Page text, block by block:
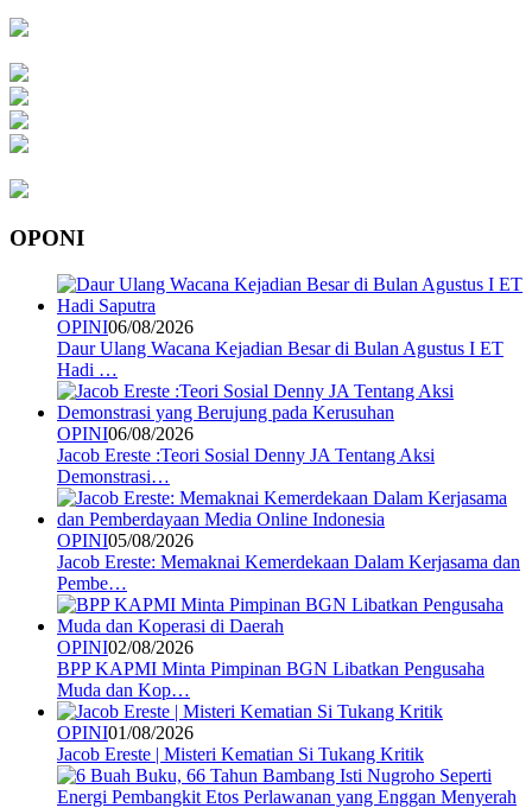
OPONI
OPINI06/08/2026
Daur Ulang Wacana Kejadian Besar di Bulan Agustus I ET
Hadi …
OPINI06/08/2026
Jacob Ereste :Teori Sosial Denny JA Tentang Aksi
Demonstrasi…
OPINI05/08/2026
Jacob Ereste: Memaknai Kemerdekaan Dalam Kerjasama dan
Pembe…
OPINI02/08/2026
BPP KAPMI Minta Pimpinan BGN Libatkan Pengusaha
Muda dan Kop…
OPINI01/08/2026
Jacob Ereste | Misteri Kematian Si Tukang Kritik